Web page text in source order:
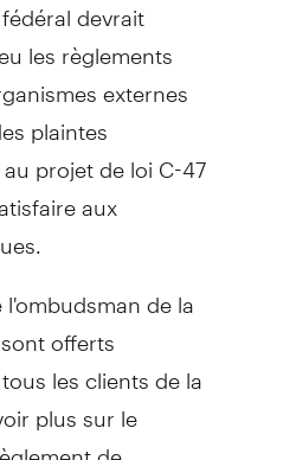
les règlements
externes
plaintes
projet de loi C-47
aux
de la
offerts
les clients de la
plus sur le
de